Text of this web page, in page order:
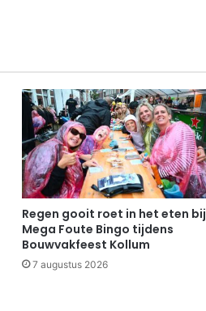
Regen gooit roet in het eten bij
Mega Foute Bingo tijdens
Bouwvakfeest Kollum
7 augustus 2026